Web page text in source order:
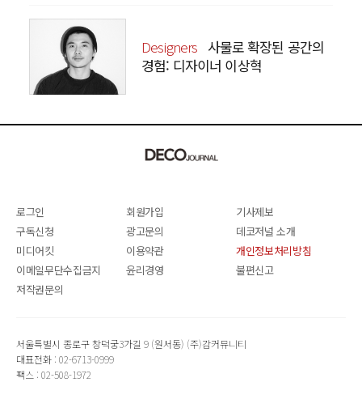
Designers 사물로 확장된 공간의
경험: 디자이너 이상혁
로그인 회원가입
기사제보
구독신청
광고문의
데코저널 소개
미디어킷
이용약관
개인정보처리방침
이메일무단수집금지
윤리경영
불편신고
저작권문의
서울특별시 종로구 창덕궁3가길 9 (원서동) (주)감커뮤니티
대표전화 : 02-6713-0999
팩스 : 02-508-1972